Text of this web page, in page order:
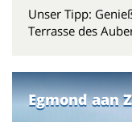
Unser Tipp:
Terrasse des
Egmond aan